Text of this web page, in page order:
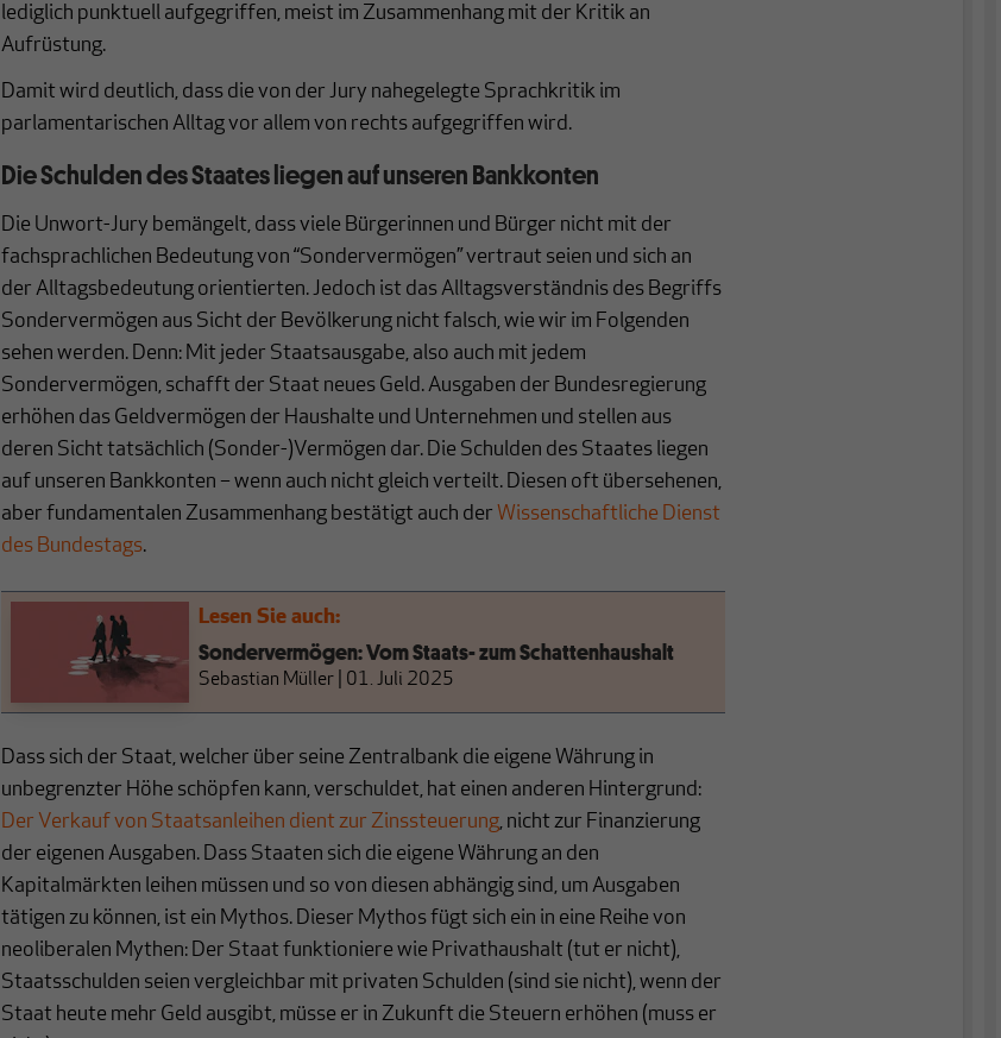
lediglich punktuell aufgegriffen, meist im Zusammenhang mit der Kritik an
Aufrüstung.
Damit wird deutlich, dass die von der Jury nahegelegte Sprachkritik im
parlamentarischen Alltag vor allem von rechts aufgegriffen wird.
Die Schulden des Staates liegen auf unseren Bankkonten
Die Unwort-Jury bemängelt, dass viele Bürgerinnen und Bürger nicht mit der
fachsprachlichen Bedeutung von “Sondervermögen” vertraut seien und sich an
der Alltagsbedeutung orientierten. Jedoch ist das Alltagsverständnis des Begriffs
Sondervermögen aus Sicht der Bevölkerung nicht falsch, wie wir im Folgenden
sehen werden. Denn: Mit jeder Staatsausgabe, also auch mit jedem
Sondervermögen, schafft der Staat neues Geld. Ausgaben der Bundesregierung
erhöhen das Geldvermögen der Haushalte und Unternehmen und stellen aus
deren Sicht tatsächlich (Sonder-)Vermögen dar. Die Schulden des Staates liegen
auf unseren Bankkonten – wenn auch nicht gleich verteilt. Diesen oft übersehenen,
aber fundamentalen Zusammenhang bestätigt auch der Wissenschaftliche Dienst
des Bundestags.
Lesen Sie auch:
Sondervermögen: Vom Staats- zum Schattenhaushalt
Sebastian Müller 01. Juli 2025
Dass sich der Staat, welcher über seine Zentralbank die eigene Währung in
unbegrenzter Höhe schöpfen kann, verschuldet, hat einen anderen Hintergrund:
Der Verkauf von Staatsanleihen dient zur Zinssteuerung, nicht zur Finanzierung
der eigenen Ausgaben. Dass Staaten sich die eigene Währung an den
Kapitalmärkten leihen müssen und so von diesen abhängig sind, um Ausgaben
tätigen zu können, ist ein Mythos. Dieser Mythos fügt sich ein in eine Reihe von
neoliberalen Mythen: Der Staat funktioniere wie Privathaushalt (tut er nicht),
Staatsschulden seien vergleichbar mit privaten Schulden (sind sie nicht), wenn der
Staat heute mehr Geld ausgibt, müsse er in Zukunft die Steuern erhöhen (muss er